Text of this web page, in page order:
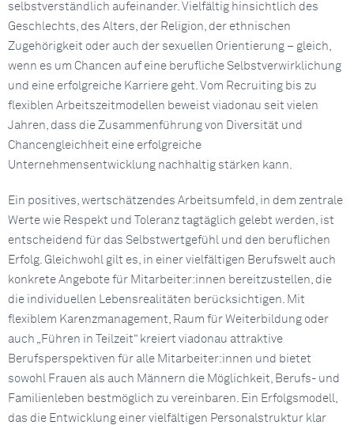
selbstverständlich aufeinander. Vielfältig hinsichtlich des
Geschlechts, des Alters, der Religion, der ethnischen
Zugehörigkeit oder auch der sexuellen Orientierung – gleich,
wenn es um Chancen auf eine berufliche Selbstverwirklichung
und eine erfolgreiche Karriere geht. Vom Recruiting bis zu
flexiblen Arbeitszeitmodellen beweist viadonau seit vielen
Jahren, dass die Zusammenführung von Diversität und
Chancengleichheit eine erfolgreiche
Unternehmensentwicklung nachhaltig stärken kann.
Ein positives, wertschätzendes Arbeitsumfeld, in dem zentrale
Werte wie Respekt und Toleranz tagtäglich gelebt werden, ist
entscheidend für das Selbstwertgefühl und den beruflichen
Erfolg. Gleichwohl gilt es, in einer vielfältigen Berufswelt auch
konkrete Angebote für Mitarbeiter:innen bereitzustellen, die
die individuellen Lebensrealitäten berücksichtigen. Mit
flexiblem Karenzmanagement, Raum für Weiterbildung oder
auch „Führen in Teilzeit“ kreiert viadonau attraktive
Berufsperspektiven für alle Mitarbeiter:innen und bietet
sowohl Frauen als auch Männern die Möglichkeit, Berufs- und
Familienleben bestmöglich zu vereinbaren. Ein Erfolgsmodell,
das die Entwicklung einer vielfältigen Personalstruktur klar